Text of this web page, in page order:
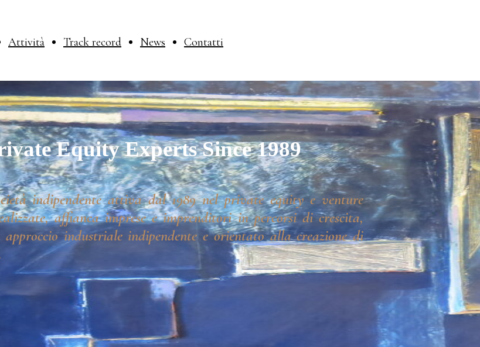
Attività Track record News Contatti
Equity Experts Since 1989
indipendente attiva dal 1989 nel private equity e venture
affianca imprese e imprenditori in percorsi di crescita,
approccio industriale indipendente e orientato alla creazione di